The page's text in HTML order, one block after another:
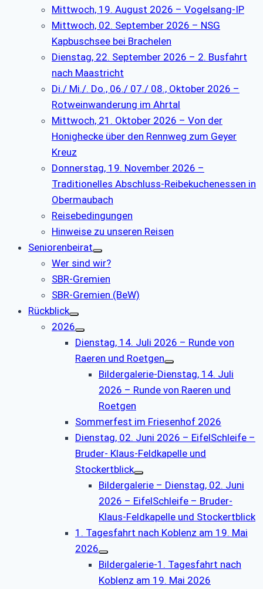
Mittwoch, 19. August 2026 – Vogelsang-IP
Mittwoch, 02. September 2026 – NSG
Kapbuschsee bei Brachelen
Dienstag, 22. September 2026 – 2. Busfahrt
nach Maastricht
Di./ Mi./. Do., 06./ 07./ 08., Oktober 2026 –
Rotweinwanderung im Ahrtal
Mittwoch, 21. Oktober 2026 – Von der
Honighecke über den Rennweg zum Geyer
Kreuz
Donnerstag, 19. November 2026 –
Traditionelles Abschluss-Reibekuchenessen in
Obermaubach
Reisebedingungen
Hinweise zu unseren Reisen
Seniorenbeirat
Wer sind wir?
SBR-Gremien
SBR-Gremien (BeW)
Rückblick
2026
Dienstag, 14. Juli 2026 – Runde von
Raeren und Roetgen
Bildergalerie-Dienstag, 14. Juli
2026 – Runde von Raeren und
Roetgen
Sommerfest im Friesenhof 2026
Dienstag, 02. Juni 2026 – EifelSchleife –
Bruder- Klaus-Feldkapelle und
Stockertblick
Bildergalerie – Dienstag, 02. Juni
2026 – EifelSchleife – Bruder-
Klaus-Feldkapelle und Stockertblick
1. Tagesfahrt nach Koblenz am 19. Mai
2026
Bildergalerie-1. Tagesfahrt nach
Koblenz am 19. Mai 2026